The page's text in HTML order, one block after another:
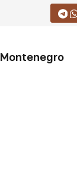
Montenegro